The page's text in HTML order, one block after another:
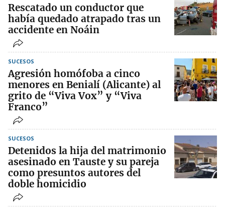
Rescatado un conductor que
había quedado atrapado tras un
accidente en Noáin
SUCESOS
Agresión homófoba a cinco
menores en Benialí (Alicante) al
grito de “Viva Vox” y “Viva
Franco”
SUCESOS
Detenidos la hija del matrimonio
asesinado en Tauste y su pareja
como presuntos autores del
doble homicidio